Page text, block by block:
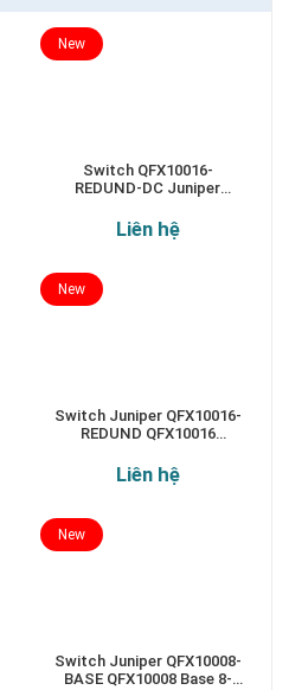
Switch QFX10016-
REDUND-DC Juniper
slot chassis
Liên hệ
New
Switch Juniper QFX10016-
REDUND QFX10016
Liên hệ
New
Switch Juniper QFX10008-
BASE QFX10008 Base 8-
New